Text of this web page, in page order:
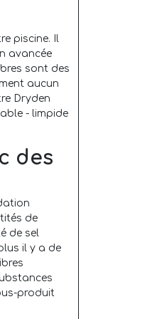
piscine. Il
avancée
sont des
aucun
Dryden
- limpide
des
de
de sel
il y a de
produit